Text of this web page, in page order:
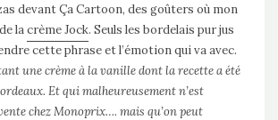
devant Ça Cartoon, des goûters où mon
lacrème Jock. Seuls les bordelais pur jus
cette phrase et l’émotion qui va avec.
une crème à la vanille dont la recette a été
Et qui malheureusement n’est
chez Monoprix…. mais qu’on peut